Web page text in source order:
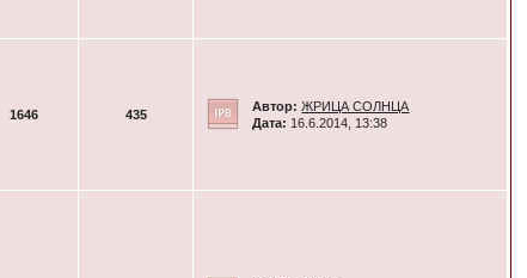
1646 435
Автор: ЖРИЦА СОЛНЦА
Дата: 16.6.2014, 13:38